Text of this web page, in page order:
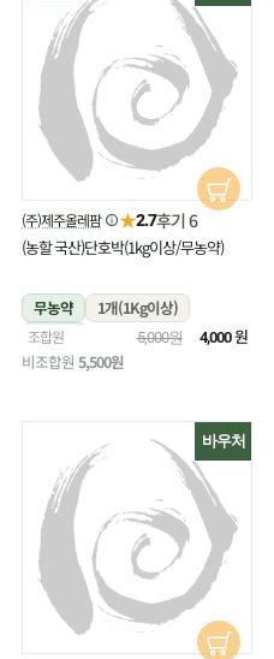
(주)제주올레팜 ★2.7후기 6
(농할 국산)단호박(1kg이상/무농약)
무농약
1개(1Kg이상)
냉장
조합원 5,000원 4,000원
비조합원 5,500원
바우처